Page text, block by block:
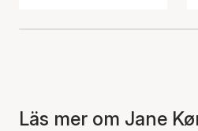
Läs mer om Jane